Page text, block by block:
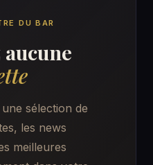
DU BAR
sélection de
les news
meilleures